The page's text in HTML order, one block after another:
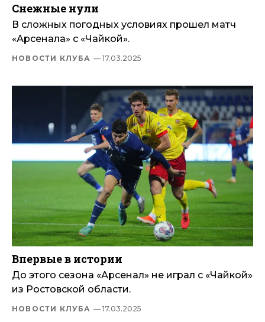
Снежные нули
В сложных погодных условиях прошел матч
«Арсенала» с «Чайкой».
НОВОСТИ КЛУБА — 17.03.2025
Впервые в истории
До этого сезона «Арсенал» не играл с «Чайкой»
из Ростовской области.
НОВОСТИ КЛУБА — 17.03.2025